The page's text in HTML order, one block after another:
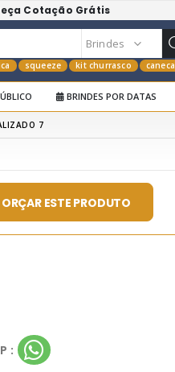
Cotação Grátis
squeeze kit churrasco caneca
BRINDES POR DATAS
7
ORÇAR ESTE PRODUTO
: